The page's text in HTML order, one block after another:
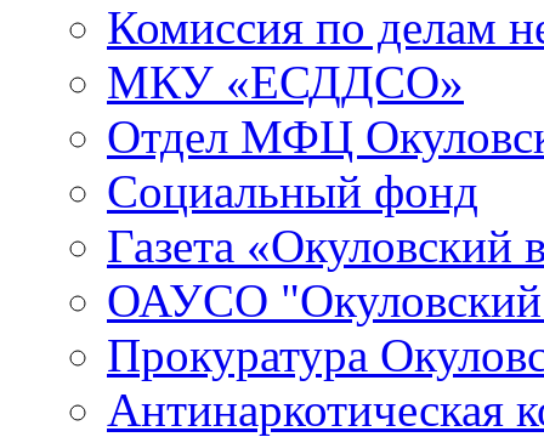
Комиссия по делам
МКУ «ЕСДДСО»
Отдел МФЦ
Социальный фонд
Газета «Окуловский
ОАУСО
Прокуратура
Антинаркотическая